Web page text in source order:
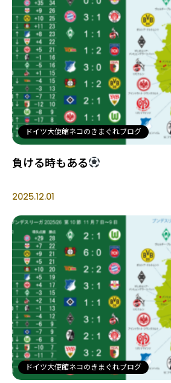
ドイツ大使館ネコのきまぐれブログ
負ける時もある
2025.12.01
ドイツ大使館ネコのきまぐれブログ